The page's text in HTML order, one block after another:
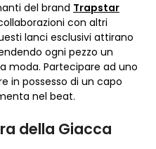
del brand Trapstar
con altri
lanci esclusivi attirano
ogni pezzo un
moda. Partecipare ad uno
in possesso di un capo
nel beat.
della Giacca